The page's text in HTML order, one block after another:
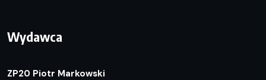
Wydawca
ZP20 Piotr Markowski